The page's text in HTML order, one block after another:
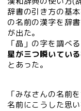
辞書の引き方の基
の名前の漢字を辞
が出た。
「晶」の字を調べ
星が三つ瞬いている
とあった。
「みなさんの名前
名前にこうした思